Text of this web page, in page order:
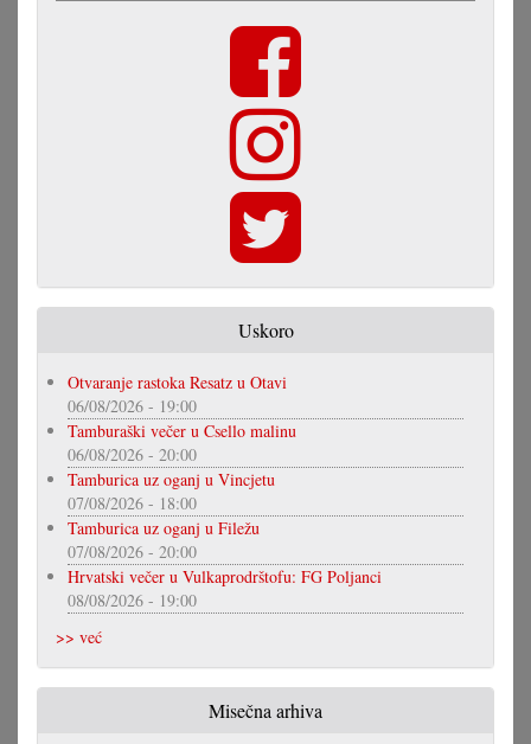
Uskoro
Otvaranje rastoka Resatz u Otavi
06/08/2026 - 19:00
Tamburaški večer u Csello malinu
06/08/2026 - 20:00
Tamburica uz oganj u Vincjetu
07/08/2026 - 18:00
Tamburica uz oganj u Filežu
07/08/2026 - 20:00
Hrvatski večer u Vulkaprodrštofu: FG Poljanci
08/08/2026 - 19:00
>> već
Misečna arhiva